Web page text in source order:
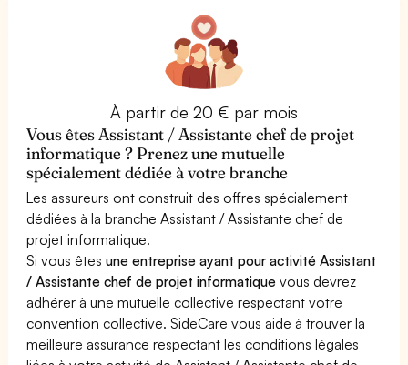
À partir de 20 € par mois
Vous êtes Assistant / Assistante chef de projet
informatique ? Prenez une mutuelle
spécialement dédiée à votre branche
Les assureurs ont construit des offres spécialement
dédiées à la branche Assistant / Assistante chef de
projet informatique.
Si vous êtesune entreprise ayant pour activité Assistant
/ Assistante chef de projet informatique vous devrez
adhérer à une mutuelle collective respectant votre
convention collective. SideCare vous aide à trouver la
meilleure assurance respectant les conditions légales